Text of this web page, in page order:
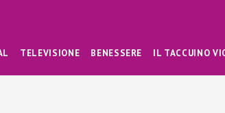
TELEVISIONE BENESSERE IL TACCUINO